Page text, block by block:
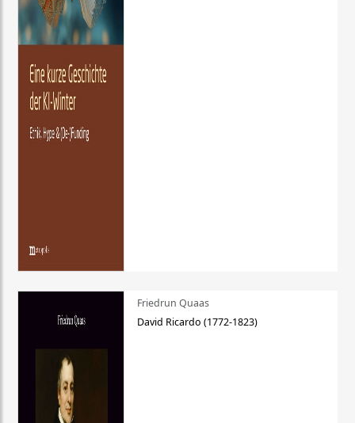
Friedrun Quaas
David Ricardo (1772-1823)